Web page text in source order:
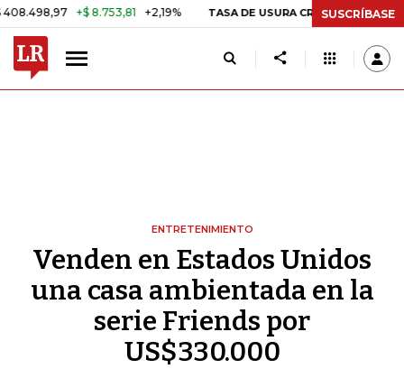
+$ 8.753,81 +2,19% TASA DE USURA CRÉDITO CONSUMO 29,66%
SUSCRÍBASE
ENTRETENIMIENTO
Venden en Estados Unidos
una casa ambientada en la
serie Friends por
US$330.000